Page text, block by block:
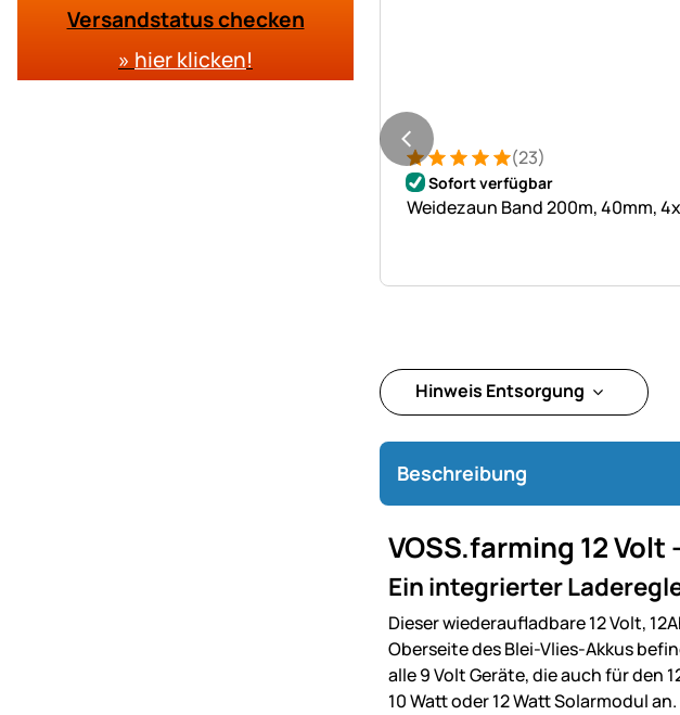
Versandstatus checken
» hier klicken!
Bewertung: 5 von 5 (23
23 Bewertungen
(23)
Sofort verfügbar
Weidezaun Band 200m, 40mm,
Hinweis Entsorgung
Beschreibung
VOSS.farming 12
Ein integrierter
Dieser wiederaufladbare 12 Volt,
Oberseite des Blei-Vlies-Akkus
alle 9 Volt Geräte, die auch für den
10 Watt oder 12 Watt Solarmodul an.